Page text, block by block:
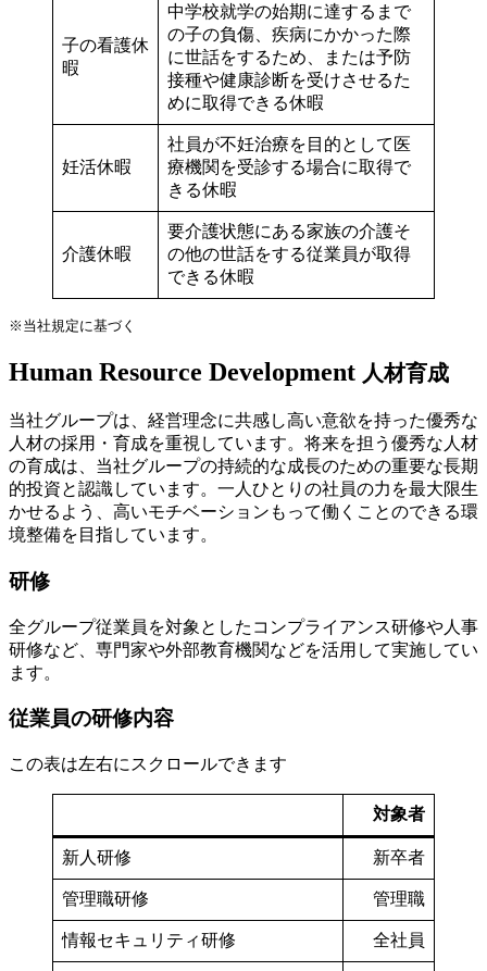
子の看護休
暇
中学校就学の始期に達するまで
の子の負傷、疾病にかかった際
に世話をするため、または予防
接種や健康診断を受けさせるた
めに取得できる休暇
妊活休暇
社員が不妊治療を目的として医
療機関を受診する場合に取得で
きる休暇
介護休暇
要介護状態にある家族の介護そ
の他の世話をする従業員が取得
できる休暇
※当社規定に基づく
Human Resource Development 人材育成
当社グループは、経営理念に共感し高い意欲を持った優秀な
人材の採用・育成を重視しています。将来を担う優秀な人材
の育成は、当社グループの持続的な成長のための重要な長期
的投資と認識しています。一人ひとりの社員の力を最大限生
かせるよう、高いモチベーションもって働くことのできる環
境整備を目指しています。
研修
全グループ従業員を対象としたコンプライアンス研修や人事
研修など、専門家や外部教育機関などを活用して実施してい
ます。
従業員の研修内容
この表は左右にスクロールできます
対象者
新人研修 新卒者
管理職研修 管理職
情報セキュリティ研修 全社員